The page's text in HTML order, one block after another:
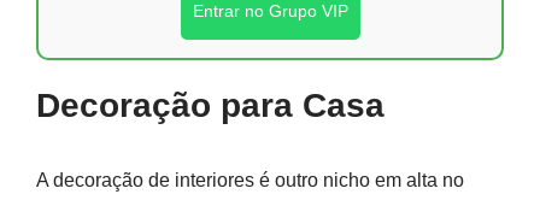
Entrar no Grupo VIP
Decoração para Casa
A decoração de interiores é outro nicho em alta no